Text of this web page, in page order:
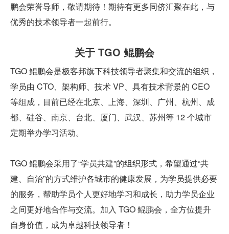
鹏会荣誉导师，敬请期待！期待有更多同侪汇聚在此，与
优秀的技术领导者一起前行。
关于 TGO 鲲鹏会
TGO 鲲鹏会是极客邦旗下科技领导者聚集和交流的组织，
学员由 CTO、架构师、技术 VP、具有技术背景的 CEO
等组成，目前已经在北京、上海、深圳、广州、杭州、成
都、硅谷、南京、台北、厦门、武汉、苏州等 12 个城市
定期举办学习活动。
TGO 鲲鹏会采用了“学员共建”的组织形式，希望通过“共
建、自治”的方式维护各城市的健康发展，为学员提供必要
的服务，帮助学员个人更好地学习和成长，助力学员企业
之间更好地合作与交流。加入 TGO 鲲鹏会，全方位提升
自身价值，成为卓越科技领导者！